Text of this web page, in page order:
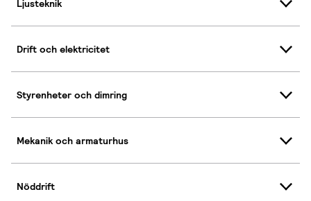
Ljusteknik
Drift och elektricitet
Styrenheter och dimring
Mekanik och armaturhus
Nöddrift